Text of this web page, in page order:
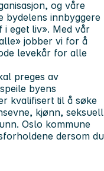
og våre
bydelens innbyggere
eget liv». Med vår
jobber vi for å
levekår for alle
preges av
byens
kvalifisert til å søke
kjønn, seksuell
Oslo kommune
dersom du